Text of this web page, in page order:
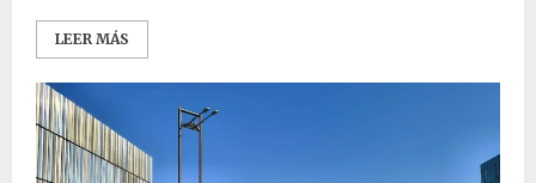
LEER MÁS